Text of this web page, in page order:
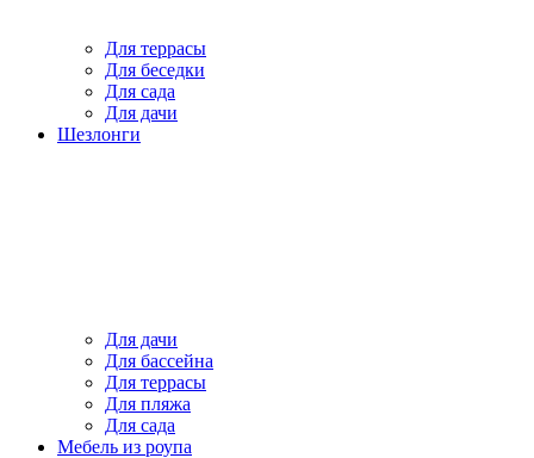
Для террасы
Для беседки
Для сада
Для дачи
Шезлонги
Для дачи
Для бассейна
Для террасы
Для пляжа
Для сада
Мебель из роупа